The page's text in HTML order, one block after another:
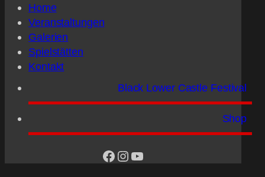
Home
Veranstaltungen
Galerien
Spielstätten
Kontakt
Black Lower Castle Festival
Shop
facebook
Instagram
YouTube